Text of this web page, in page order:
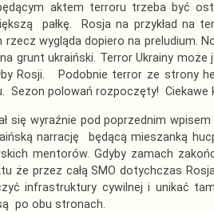
aktem terroru trzeba być
pałkę. Rosja na przykład na
rzecz wygląda dopiero na preludium.
grunt ukraiński. Terror Ukrainy
Rosji. Podobnie terror ze strony
Sezon polowań rozpoczęty!
się wyraźnie pod poprzednim
narrację będącą mieszanką
mentorów. Gdyby zamach
że przez całą SMO dotychczas
infrastruktury cywilnej i unikać
po obu stronach.